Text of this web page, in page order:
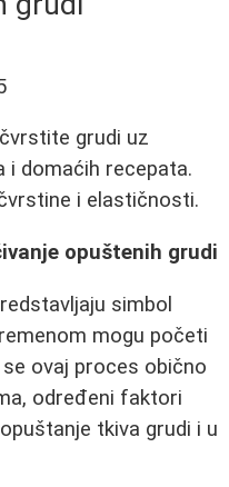
grudi uz
i domaćih recepata.
i elastičnosti.
opuštenih grudi
simbol
mogu početi
ovaj proces obično
određeni faktori
tkiva grudi i u